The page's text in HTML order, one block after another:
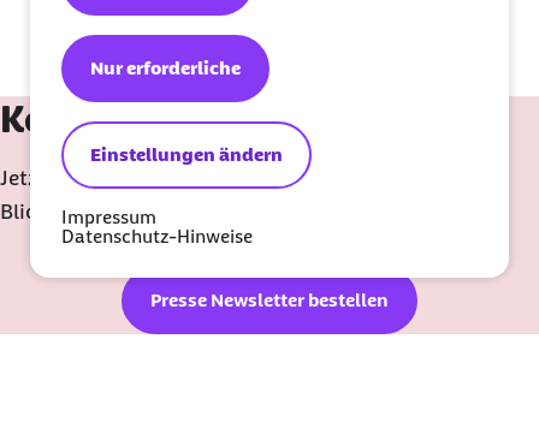
Einstellungen ändern
Nur erforderliche
Impressum
Datenschutz-Hinweise
Keine Neuigkeit verpassen!
Jetzt den Barmer Presse-Newsletter "Gesundheit im
Blick" abonnieren.
Presse Newsletter bestellen